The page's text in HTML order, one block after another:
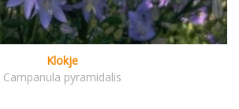
Klokje
Campanula pyramidalis